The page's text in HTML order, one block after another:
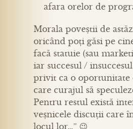
afara orelor de
Morala poveștii de
oricând poți găsi pe
facă statuie (sau
iar succesul /
privit ca o oportunitate
care curajul să
Pentru restul există
veșnicele discuții care
locul lor…” 😉